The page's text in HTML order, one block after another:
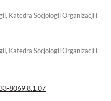
Katedra Socjologii Organizacji i
Katedra Socjologii Organizacji i
8069.8.1.07